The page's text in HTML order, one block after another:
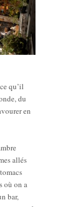
qu’il
du
en
allés
où on a
bar,